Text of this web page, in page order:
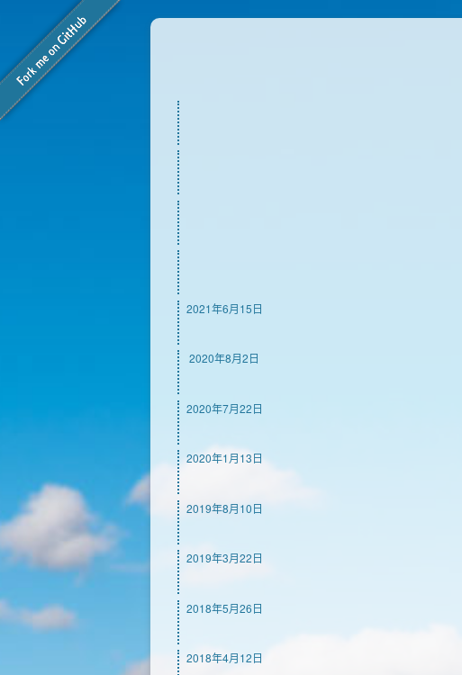
2021年6月15日
2020年8月2日
2020年7月22日
2020年1月13日
2019年8月10日
2019年3月22日
2018年5月26日
2018年4月12日